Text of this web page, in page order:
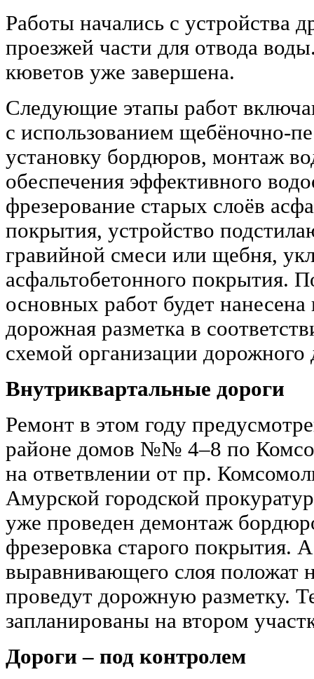
Работы начались с устройства
проезжей части для отвода
кюветов уже завершена.
Следующие этапы работ
с использованием щебёночно-
установку бордюров, монтаж
обеспечения эффективного
фрезерование старых слоёв
покрытия, устройство
гравийной смеси или щебня,
асфальтобетонного покрытия.
основных работ будет нанесена
дорожная разметка в
схемой организации
Внутриквартальные дороги
Ремонт в этом году
районе домов №№ 4–8 по
на ответвлении от пр.
Амурской городской
уже проведен демонтаж
фрезеровка старого покрытия.
выравнивающего слоя положат
проведут дорожную разметку.
запланированы на втором
Дороги – под контролем